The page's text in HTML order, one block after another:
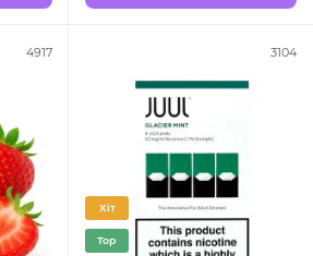
4917 3104
Хіт
Top